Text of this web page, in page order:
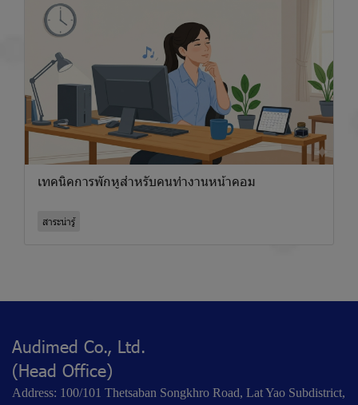
เทคนิคการพักหูสำหรับคนทำงานหน้าคอม
สาระน่ารู้
Audimed Co., Ltd.
(Head Office)
Address: 100/101 Thetsaban Songkhro Road, Lat Yao Subdistrict,